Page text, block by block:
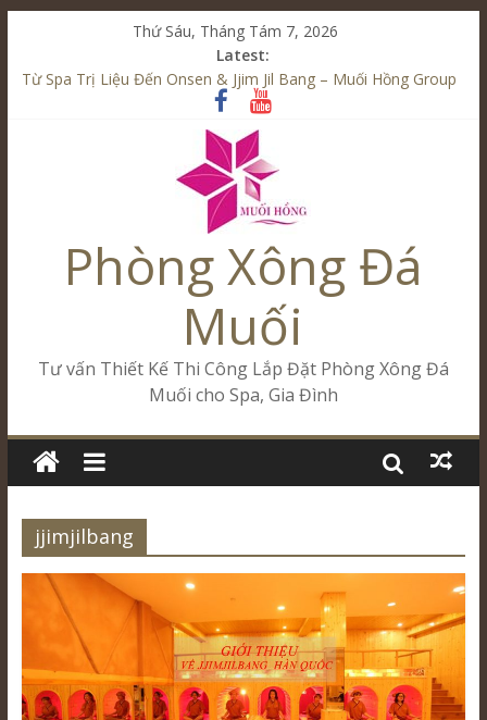
Thứ Sáu, Tháng Tám 7, 2026
Latest:
Từ Spa Trị Liệu Đến Onsen & Jjim Jil Bang – Muối Hồng Group
Kết Hợp Onsen & Jjim Jil Bang Trong Mô Hình Spa – Muối
Cham Riverside Onsen & Jjim Jil Bang Đà Nẵng Muối Hồng
Spa Jjim Jil Bang Kết Hợp Onsen – Kinh Doanh Chuẩn Sao –
Tăng Doanh Số Kinh Doanh Lắp Đặt Onsen & Jjim Jil Bang –
Muối Hồng Group
Phòng Xông Đá
Muối
Tư vấn Thiết Kế Thi Công Lắp Đặt Phòng Xông Đá
Muối cho Spa, Gia Đình
jjimjilbang